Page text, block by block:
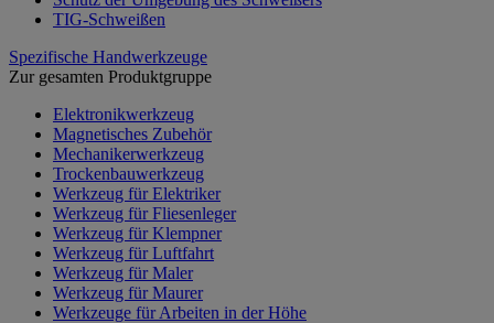
TIG-Schweißen
Spezifische Handwerkzeuge
Zur gesamten Produktgruppe
Elektronikwerkzeug
Magnetisches Zubehör
Mechanikerwerkzeug
Trockenbauwerkzeug
Werkzeug für Elektriker
Werkzeug für Fliesenleger
Werkzeug für Klempner
Werkzeug für Luftfahrt
Werkzeug für Maler
Werkzeug für Maurer
Werkzeuge für Arbeiten in der Höhe